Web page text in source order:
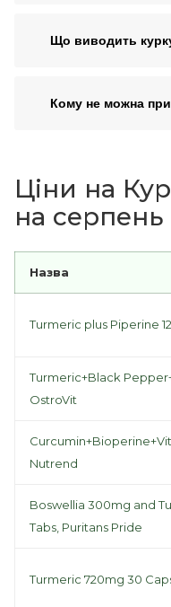
Що виводить
Кому не можна
Ціни на
на серпень
Назва
Turmeric plus Piperine
Turmeric+Black
OstroVit
Nutrend
Boswellia 300mg and
Tabs, Puritans Pride
Turmeric 720mg 30